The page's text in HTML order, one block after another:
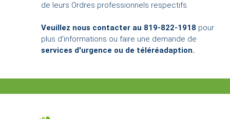
de leurs Ordres professionnels respectifs.
Veuillez nous contacter au 819-822-1918 pour
plus d'informations ou faire une demande de
services d'urgence ou de téléréadaption.